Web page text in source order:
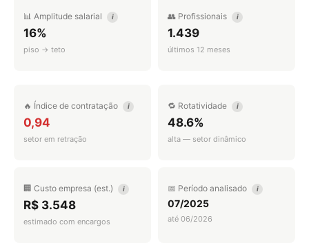
📊 Amplitude salarial i
16%
piso → teto
👥 Profissionais i
1.439
últimos 12 meses
🔥 Índice de contratação i
0,94
setor em retração
🔁 Rotatividade i
48.6%
alta — setor dinâmico
🏢 Custo empresa (est.) i
R$ 3.548
estimado com encargos
📅 Período analisado i
07/2025
até 06/2026